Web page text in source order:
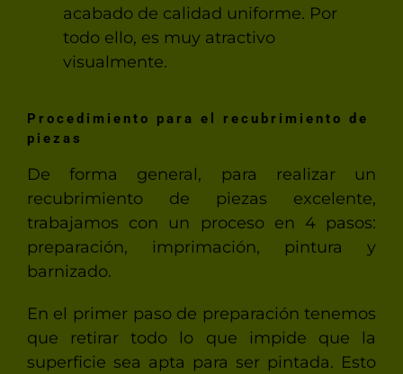
acabado de calidad uniforme. Por
todo ello, es muy atractivo
visualmente.
Procedimiento para el recubrimiento de
piezas
De forma general, para realizar un
recubrimiento de piezas excelente,
trabajamos con un proceso en 4 pasos:
preparación, imprimación, pintura y
barnizado.
En el primer paso de preparación tenemos
que retirar todo lo que impide que la
superficie sea apta para ser pintada. Esto